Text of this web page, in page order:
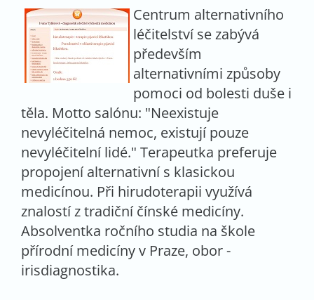
Centrum alternativního
léčitelství se zabývá
především
alternativními způsoby
pomoci od bolesti duše i
těla. Motto salónu: "Neexistuje
nevyléčitelná nemoc, existují pouze
nevyléčitelní lidé." Terapeutka preferuje
propojení alternativní s klasickou
medicínou. Při hirudoterapii využívá
znalostí z tradiční čínské medicíny.
Absolventka ročního studia na škole
přírodní medicíny v Praze, obor -
irisdiagnostika.